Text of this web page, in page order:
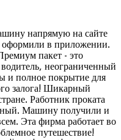
напрямую на сайте
в приложении.
пакет - это
неограниченный
и полное покрытие для
залога! Шикарный
Работник проката
Машину получили и
Эта фирма работает во
путешествие!